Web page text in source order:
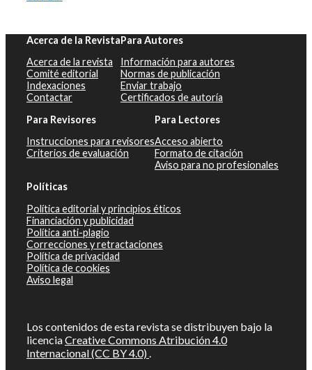
Acerca de la Revista
Acerca de la revista
Comité editorial
Indexaciones
Contactar
Para Autores
Información para autores
Normas de publicación
Enviar trabajo
Certificados de autoría
Para Revisores
Instrucciones para revisores
Criterios de evaluación
Para Lectores
Acceso abierto
Formato de citación
Aviso para no profesionales
Políticas
Política editorial y principios éticos
Financiación y publicidad
Política anti-plagio
Correcciones y retractaciones
Política de privacidad
Política de cookies
Aviso legal
Los contenidos de esta revista se distribuyen bajo la
licenciaCreative Commons Atribución 4.0
Internacional (CC BY 4.0) .